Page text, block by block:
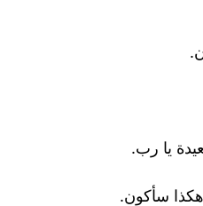
يا رب.
سأكون.